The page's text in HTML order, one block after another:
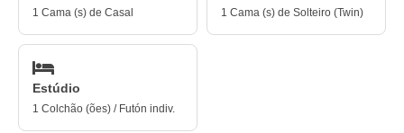
1 Cama (s) de Casal 1 Cama (s) de Solteiro (Twin)
Estúdio
1 Colchão (ões) / Futón indiv.